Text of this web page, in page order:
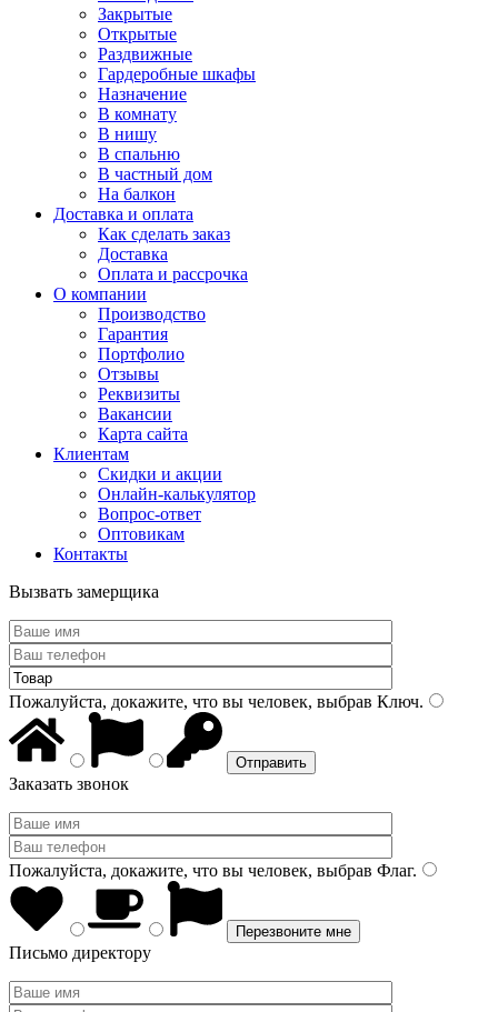
Закрытые
Открытые
Раздвижные
Гардеробные шкафы
Назначение
В комнату
В нишу
В спальню
В частный дом
На балкон
Доставка и оплата
Как сделать заказ
Доставка
Оплата и рассрочка
О компании
Производство
Гарантия
Портфолио
Отзывы
Реквизиты
Вакансии
Карта сайта
Клиентам
Скидки и акции
Онлайн-калькулятор
Вопрос-ответ
Оптовикам
Контакты
Вызвать замерщика
Пожалуйста, докажите, что вы человек, выбрав Ключ.
Заказать звонок
Пожалуйста, докажите, что вы человек, выбрав Флаг.
Письмо директору